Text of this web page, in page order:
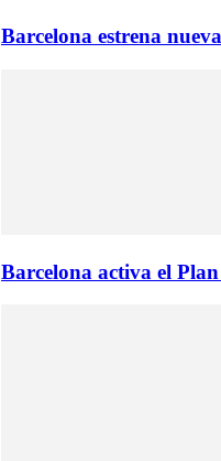
Barcelona estrena
Barcelona activa el